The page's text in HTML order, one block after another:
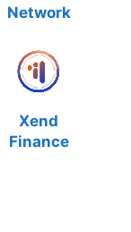
Network
Xend
Finance